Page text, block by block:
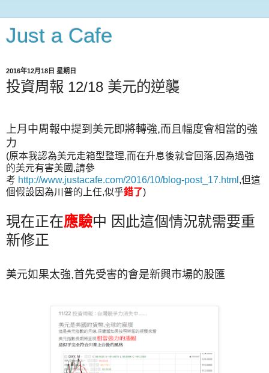
Just a Cafe
2016年12月18日 星期日
投資周報 12/18 美元的逆襲
上月中周報中提到美元即將轉強,而且幅度會相當的強
力
(原本我認為美元走箱型整理,而在升息後就會回落,因為過強
的美元有害美國,請參
考 http://www.justacafe.com/2016/10/blog-post_17.html ,但這
個假設因為川普的上任,似乎錯了)
現在正在應驗中 因此這個情況就需要重
新修正
美元如果太強,首先受害的會是新興市場的股匯